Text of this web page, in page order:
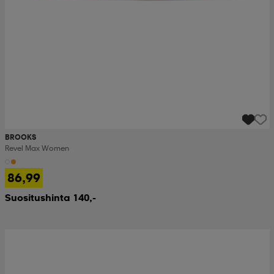
BROOKS
Revel Max Women
86,99
Suositushinta 140,-